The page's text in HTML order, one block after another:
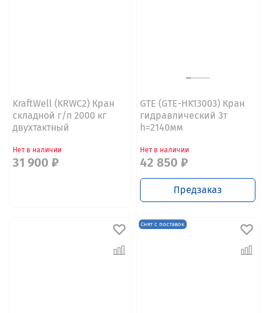
KraftWell (KRWC2) Кран
складной г/п 2000 кг
двухтактный
Нет в наличии
31 900 ₽
GTE (GTE-HK13003) Кран
гидравлический 3т
h=2140мм
Нет в наличии
42 850 ₽
Предзаказ
Снят с поставок